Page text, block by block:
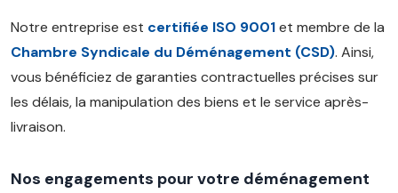
Notre entreprise est certifiée ISO 9001et membre de la
Chambre Syndicale du Déménagement (CSD). Ainsi,
vous bénéficiez de garanties contractuelles précises sur
les délais, la manipulation des biens et le service après-
livraison.
Nos engagements pour votre déménagement